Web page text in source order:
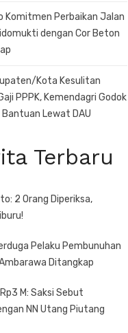
Komitmen Perbaikan Jalan
dengan Cor Beton
Kota Kesulitan
PPPK, Kemendagri Godok
Lewat DAU
Terbaru
2 Orang Diperiksa,
Pelaku Pembunuhan
Ditangkap
M: Saksi Sebut
NN Utang Piutang